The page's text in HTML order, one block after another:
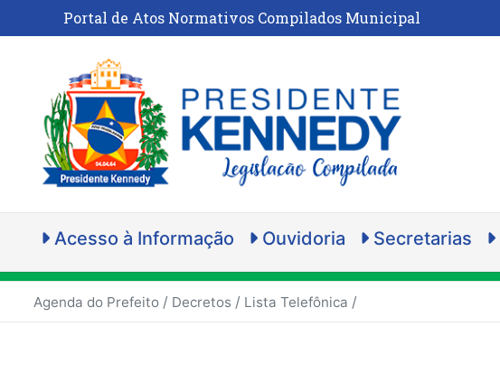
Portal de Atos Normativos Compilados Municipal
Acesso à Informação Ouvidoria Secretarias
Agenda do Prefeito / Decretos / Lista Telefônica /